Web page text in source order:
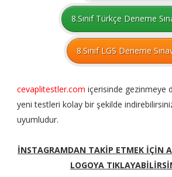
8.Sınıf Türkçe Deneme
8.Sınıf LGS Deneme
cevaplitestler.com içerisinde gezinmeye
yeni testleri kolay bir şekilde
uyumludur.
İNSTAGRAMDAN TAKİP ETMEK İÇİN
LOGOYA